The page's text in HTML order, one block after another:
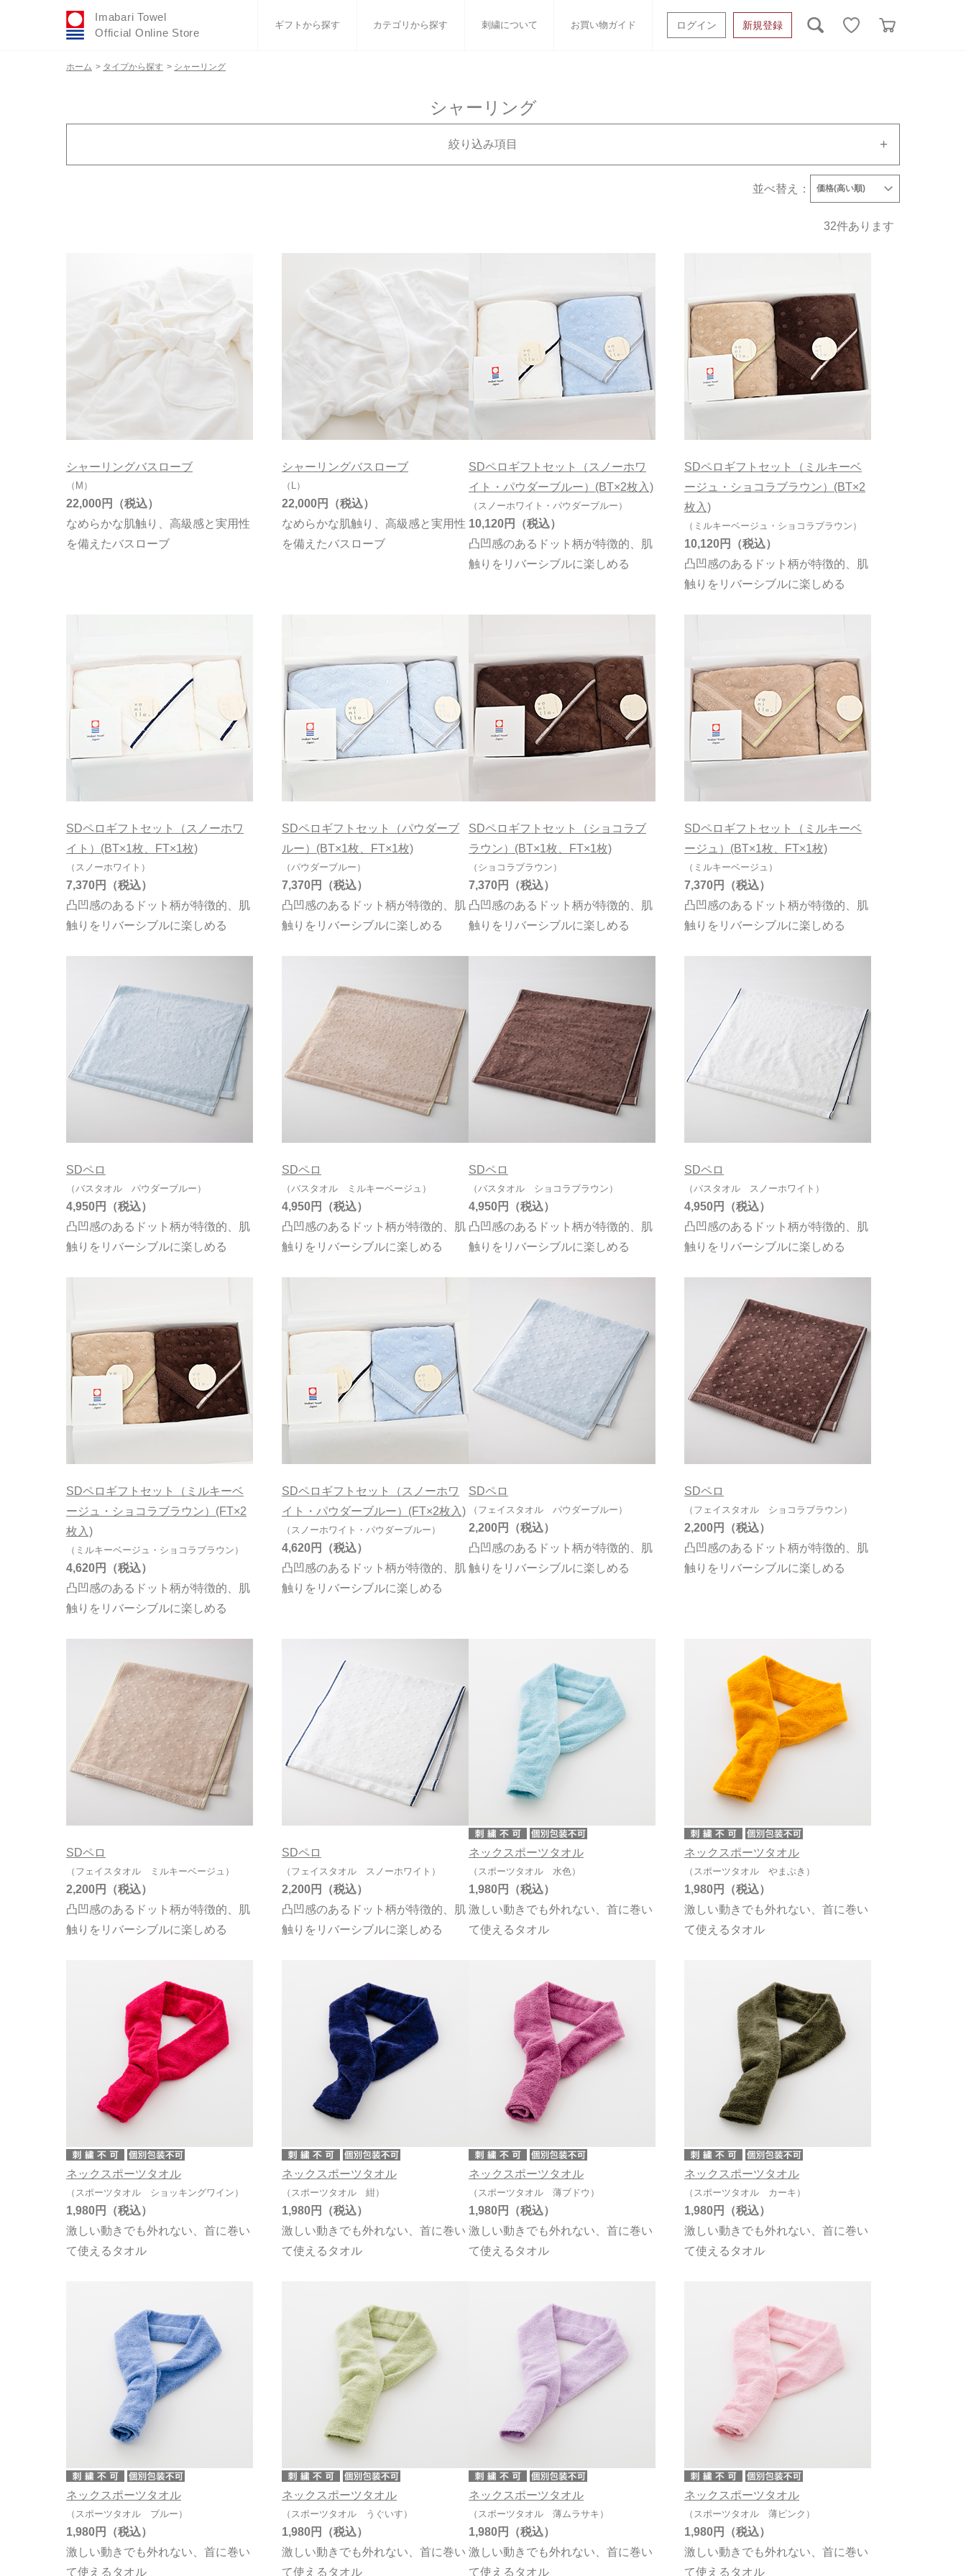
Imabari Towel
Official Online Store
ギフトから探す カテゴリから探す 刺繍について お買い物ガイド ログイン 新規登録
ウェディング 小さなお返し・お餞別 オーガニック
タオルハンカチ ベビーグッズ マフラー 衣類 タオルケット類
刺繍
ホーム > タイプから探す > シャーリング
絞り込み項目
シャーリング
並べ替え： 価格(高い順)
32件あります
シャーリングバスローブ
（M）
なめらかな肌触り、高級感と実用性
を備えたバスローブ
22,000円
シャーリングバスローブ
（L）
なめらかな肌触り、高級感と実用性
を備えたバスローブ
22,000円
SDペロギフトセット（スノーホワ
イト・パウダーブルー）(BT×2枚入)
（スノーホワイト・パウダーブルー）
凸凹感のあるドット柄が特徴的、肌
触りをリバーシブルに楽しめる
10,120円
SDペロギフトセット（ミルキーベ
ージュ・ショコラブラウン）(BT×2
枚入)
（ミルキーベージュ・ショコラブラウン）
凸凹感のあるドット柄が特徴的、肌
触りをリバーシブルに楽しめる
10,120円
SDペロギフトセット（スノーホワ
イト）(BT×1枚、FT×1枚)
（スノーホワイト）
凸凹感のあるドット柄が特徴的、肌
触りをリバーシブルに楽しめる
7,370円
SDペロギフトセット（パウダーブ
ルー）(BT×1枚、FT×1枚)
（パウダーブルー）
凸凹感のあるドット柄が特徴的、肌
触りをリバーシブルに楽しめる
7,370円
SDペロギフトセット（ショコラブ
ラウン）(BT×1枚、FT×1枚)
（ショコラブラウン）
凸凹感のあるドット柄が特徴的、肌
触りをリバーシブルに楽しめる
7,370円
SDペロギフトセット（ミルキーベ
ージュ）(BT×1枚、FT×1枚)
（ミルキーベージュ）
凸凹感のあるドット柄が特徴的、肌
触りをリバーシブルに楽しめる
7,370円
SDペロ
（バスタオル パウダーブルー）
凸凹感のあるドット柄が特徴的、肌
触りをリバーシブルに楽しめる
4,950円
SDペロ
（バスタオル ミルキーベージュ）
凸凹感のあるドット柄が特徴的、肌
触りをリバーシブルに楽しめる
4,950円
SDペロ
（バスタオル ショコラブラウン）
凸凹感のあるドット柄が特徴的、肌
触りをリバーシブルに楽しめる
4,950円
SDペロ
（バスタオル スノーホワイト）
凸凹感のあるドット柄が特徴的、肌
触りをリバーシブルに楽しめる
4,950円
SDペロギフトセット（ミルキーベ
ージュ・ショコラブラウン）(FT×2
枚入)
（ミルキーベージュ・ショコラブラウン）
凸凹感のあるドット柄が特徴的、肌
触りをリバーシブルに楽しめる
4,620円
SDペロギフトセット（スノーホワ
イト・パウダーブルー）(FT×2枚入)
（スノーホワイト・パウダーブルー）
凸凹感のあるドット柄が特徴的、肌
触りをリバーシブルに楽しめる
4,620円
SDペロ
（フェイスタオル パウダーブルー）
凸凹感のあるドット柄が特徴的、肌
触りをリバーシブルに楽しめる
2,200円
SDペロ
（フェイスタオル ショコラブラウン）
凸凹感のあるドット柄が特徴的、肌
触りをリバーシブルに楽しめる
2,200円
SDペロ
（フェイスタオル ミルキーベージュ）
凸凹感のあるドット柄が特徴的、肌
触りをリバーシブルに楽しめる
2,200円
SDペロ
（フェイスタオル スノーホワイト）
凸凹感のあるドット柄が特徴的、肌
触りをリバーシブルに楽しめる
2,200円
ネックスポーツタオル
（スポーツタオル 水色）
激しい動きでも外れない、首に巻い
て使えるタオル
1,980円
ネックスポーツタオル
（スポーツタオル やまぶき）
激しい動きでも外れない、首に巻い
て使えるタオル
1,980円
ネックスポーツタオル
（スポーツタオル ショッキングワイン）
激しい動きでも外れない、首に巻い
て使えるタオル
1,980円
ネックスポーツタオル
（スポーツタオル 紺）
激しい動きでも外れない、首に巻い
て使えるタオル
1,980円
ネックスポーツタオル
（スポーツタオル 薄ブドウ）
激しい動きでも外れない、首に巻い
て使えるタオル
1,980円
ネックスポーツタオル
（スポーツタオル カーキ）
激しい動きでも外れない、首に巻い
て使えるタオル
1,980円
ネックスポーツタオル
（スポーツタオル ブルー）
激しい動きでも外れない、首に巻い
て使えるタオル
1,980円
ネックスポーツタオル
（スポーツタオル うぐいす）
激しい動きでも外れない、首に巻い
て使えるタオル
1,980円
ネックスポーツタオル
（スポーツタオル 薄ムラサキ）
激しい動きでも外れない、首に巻い
て使えるタオル
1,980円
ネックスポーツタオル
（スポーツタオル 薄ピンク）
激しい動きでも外れない、首に巻い
て使えるタオル
1,980円